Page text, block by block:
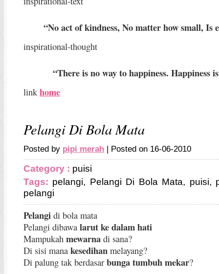
“No act of kindness, No matter how small, Is
inspirational-thought
“There is no way to happiness. Happiness
link home
Pelangi Di Bola Mata
Posted by pipi merah | Posted on 16-06-2010
Category : puisi
Tags: pelangi, Pelangi Di Bola Mata, puisi,
pelangi
Pelangi di bola mata
Pelangi dibawa larut ke dalam hati
Mampukah mewarna di sana?
Di sisi mana kesedihan melayang?
Di palung tak berdasar bunga tumbuh mekar?